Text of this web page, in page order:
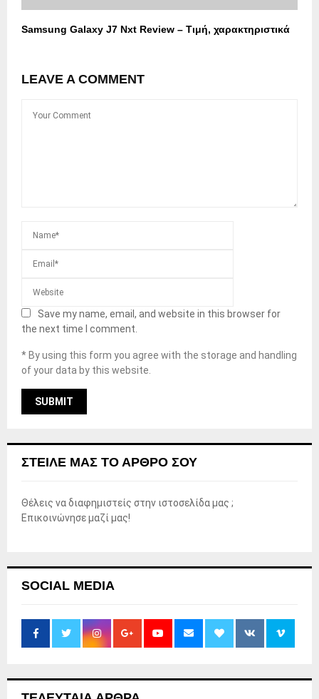
Samsung Galaxy J7 Nxt Review – Τιμή, χαρακτηριστικά
LEAVE A COMMENT
Save my name, email, and website in this browser for
the next time I comment.
* By using this form you agree with the storage and handling
of your data by this website.
ΣΤΕΊΛΕ ΜΑΣ ΤΟ ΆΡΘΡΟ ΣΟΥ
Θέλεις να διαφημιστείς στην ιστοσελίδα μας ;
Επικοινώνησε μαζί μας!
SOCIAL MEDIA